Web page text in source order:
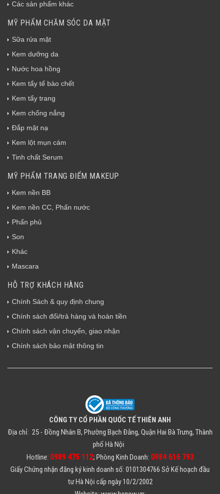
Các sản phẩm khác
MỸ PHẨM CHĂM SÓC DA MẶT
Sữa rửa mặt
Kem dưỡng da
Nước hoa hồng
Kem tẩy tế bào chết
Kem tẩy trang
Kem chống nắng
Đắp mặt nạ
Kem lột mụn cám
Tinh chất Serum
MỸ PHẨM TRANG ĐIỂM MAKEUP
Kem nền BB
Kem nền CC, Phấn nước
Phấn phủ
Son
Khác
Mascara
HỖ TRỢ KHÁCH HÀNG
Chính Sách & quy định chung
Chính sách đổi/trả hàng và hoàn tiền
Chính sách vận chuyển, giao nhận
Chính sách bảo mật thông tin
CÔNG TY CỔ PHẦN QUỐC TẾ THIÊN ANH
Địa chỉ: 25 - Đồng Nhân B, Phường Bạch Đằng, Quận Hai Bà Trưng, Thành
phố Hà Nội
Hotline: 0989 475 112; Phòng Kinh Doanh: 0984 616 793
Giấy Chứng nhận đăng ký kinh doanh số: 0101304766 Sở Kế hoạch đầu
tư Hà Nội cấp ngày 10/2/2002